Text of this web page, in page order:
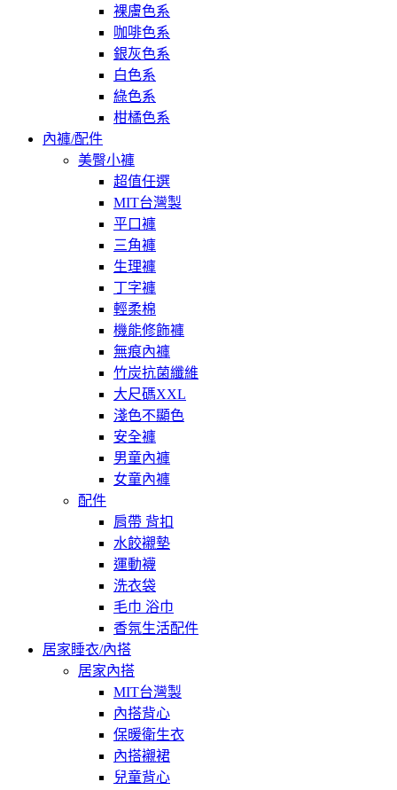
裸膚色系
咖啡色系
銀灰色系
白色系
綠色系
柑橘色系
內褲/配件
美臀小褲
超值任選
MIT台灣製
平口褲
三角褲
生理褲
丁字褲
輕柔棉
機能修飾褲
無痕內褲
竹炭抗菌纖維
大尺碼XXL
淺色不顯色
安全褲
男童內褲
女童內褲
配件
肩帶 背扣
水餃襯墊
運動襪
洗衣袋
毛巾 浴巾
香氛生活配件
居家睡衣/內搭
居家內搭
MIT台灣製
內搭背心
保暖衛生衣
內搭襯裙
兒童背心